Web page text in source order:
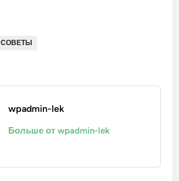
СОВЕТЫ
wpadmin-lek
Больше от wpadmin-lek